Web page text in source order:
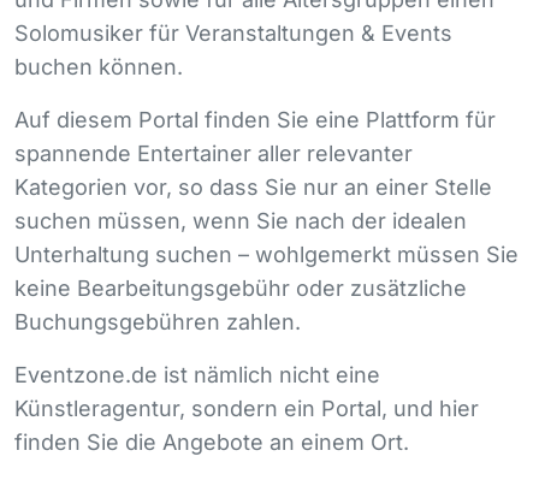
Solomusiker für Veranstaltungen & Events
buchen können.
Auf diesem Portal finden Sie eine Plattform für
spannende Entertainer aller relevanter
Kategorien vor, so dass Sie nur an einer Stelle
suchen müssen, wenn Sie nach der idealen
Unterhaltung suchen – wohlgemerkt müssen Sie
keine Bearbeitungsgebühr oder zusätzliche
Buchungsgebühren zahlen.
Eventzone.de ist nämlich nicht eine
Künstleragentur, sondern ein Portal, und hier
finden Sie die Angebote an einem Ort.